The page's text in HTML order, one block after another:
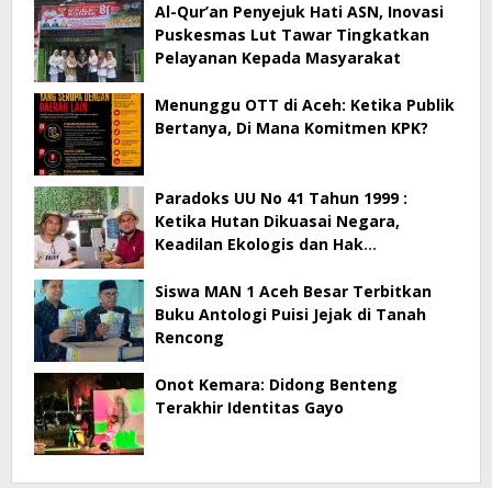
Al-Qur’an Penyejuk Hati ASN, Inovasi
Puskesmas Lut Tawar Tingkatkan
Pelayanan Kepada Masyarakat
Menunggu OTT di Aceh: Ketika Publik
Bertanya, Di Mana Komitmen KPK?
Paradoks UU No 41 Tahun 1999 :
Ketika Hutan Dikuasai Negara,
Keadilan Ekologis dan Hak
Siswa MAN 1 Aceh Besar Terbitkan
Buku Antologi Puisi Jejak di Tanah
Rencong
Onot Kemara: Didong Benteng
Terakhir Identitas Gayo